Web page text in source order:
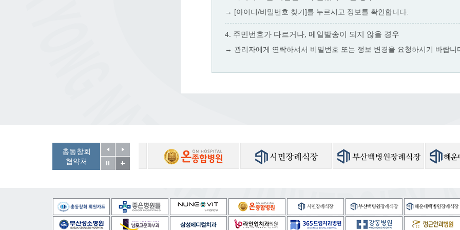
→ [아이디/비밀번호 찾기]를 누르시고 정보를 확인합니다.
4. 주민번호가 다르거나, 메일발송이 되지 않을 경우
→ 관리자에게 연락하셔서 비밀번호 또는 정보 변경을 요청하시기 바랍니
총동창회
협약처